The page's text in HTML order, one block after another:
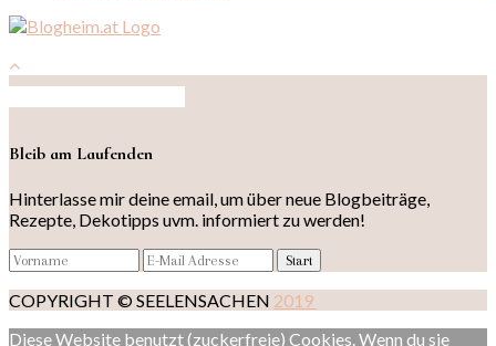
Bleib am Laufenden
Hinterlasse mir deine email, um über neue Blogbeiträge,
Rezepte, Dekotipps uvm. informiert zu werden!
COPYRIGHT © SEELENSACHEN 2019
Diese Website benutzt (zuckerfreie) Cookies. Wenn du sie